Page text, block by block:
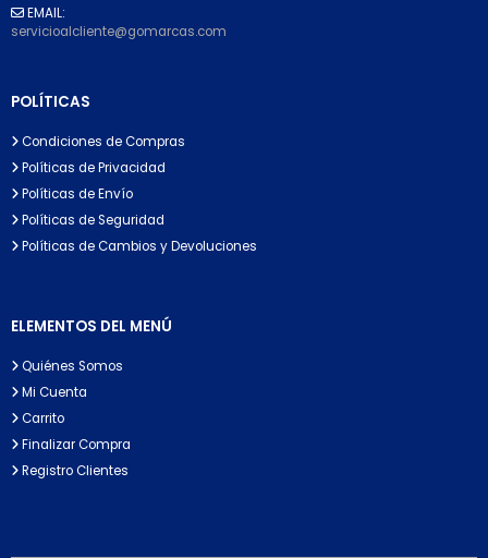
EMAIL:
servicioalcliente@gomarcas.com
POLÍTICAS
Condiciones de Compras
Políticas de Privacidad
Políticas de Envío
Políticas de Seguridad
Políticas de Cambios y Devoluciones
ELEMENTOS DEL MENÚ
Quiénes Somos
Mi Cuenta
Carrito
Finalizar Compra
Registro Clientes